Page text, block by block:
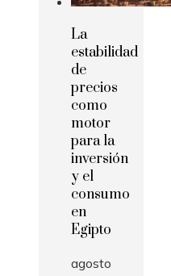
La
estabilidad
de
precios
como
motor
para la
inversión
y el
consumo
en
Egipto
agosto